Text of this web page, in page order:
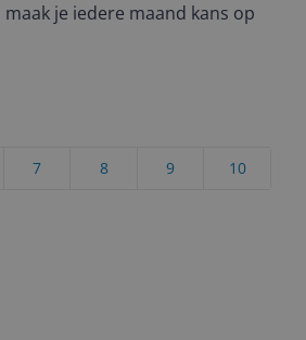
je iedere maand kans op
10
9
8
7